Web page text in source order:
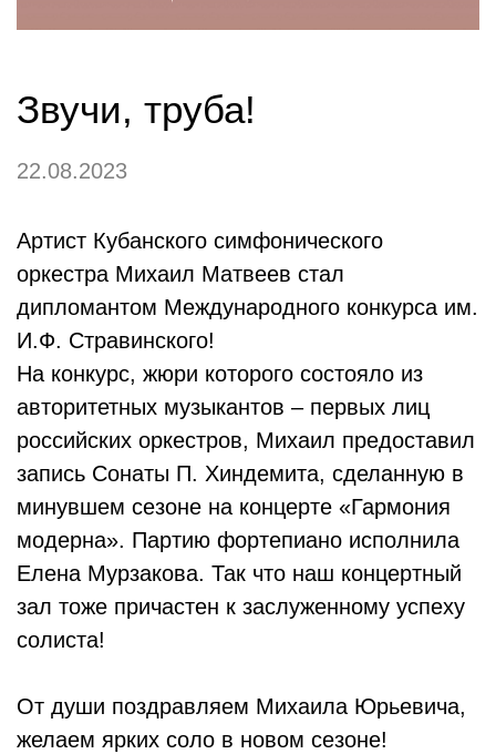
Звучи, труба!
22.08.2023
Артист Кубанского симфонического
оркестра Михаил Матвеев стал
дипломантом Международного конкурса им.
И.Ф. Стравинского!
На конкурс, жюри которого состояло из
авторитетных музыкантов – первых лиц
российских оркестров, Михаил предоставил
запись Сонаты П. Хиндемита, сделанную в
минувшем сезоне на концерте «Гармония
модерна». Партию фортепиано исполнила
Елена Мурзакова. Так что наш концертный
зал тоже причастен к заслуженному успеху
солиста!
От души поздравляем Михаила Юрьевича,
желаем ярких соло в новом сезоне!